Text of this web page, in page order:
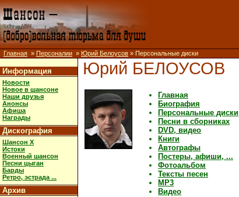
Главная » Персоналии » Юрий Белоусов » Персональные диски
Информация
Новости
Новое в шансоне
Наши друзья
Анонсы
Афиша
Награды
Дискография
Шансон X
Истоки
Военный шансон
Песни цыган
Барды
Ретро, эстрада ...
Архив
Юрий БЕЛОУСОВ
Главная
Биография
Персональные диски
Песни в сборниках
DVD, видео
Книги
Автографы
Постеры, афиши, ...
Фотоальбом
Тексты песен
MP3
Видео